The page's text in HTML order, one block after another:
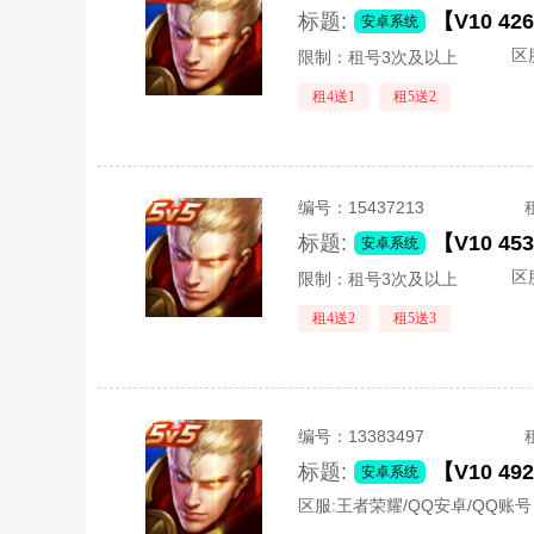
标题: 安卓系统
限制：租号3次及以上 区
租4送1 租5送2
编号： 15437213
标题: 安卓系统
限制：租号3次及以上 区
租4送2 租5送3
编号： 13383497
标题: 安卓系统
区服:王者荣耀/QQ安卓/QQ账号